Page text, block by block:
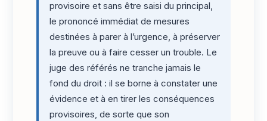
provisoire et sans être saisi du principal,
le prononcé immédiat de mesures
destinées à parer à l’urgence, à préserver
la preuve ou à faire cesser un trouble. Le
juge des référés ne tranche jamais le
fond du droit : il se borne à constater une
évidence et à en tirer les conséquences
provisoires, de sorte que son